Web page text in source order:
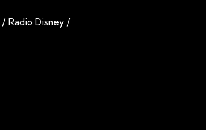
/Radio Disney /